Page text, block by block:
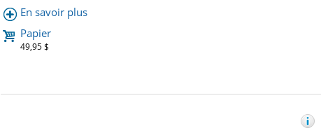
En savoir plus
Papier
49,95 $